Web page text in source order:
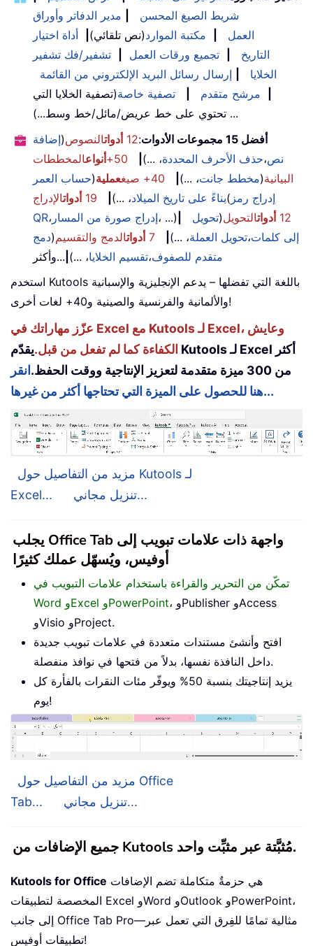
شريط الصيغ المحسن
مدير الدفاتر وأوراق
العمل
مكتبة الموارد(نص تلقائي)
أداة اختيار
التاريخ
تجميع ورقات العمل
تشفير/فك تشفير
الخلايا
إرسال رسائل البريد الإلكتروني من القائمة
مرشح متقدم تصفية خاصة(تصفية الخلايا التي
تحتوي على خط عريض/مائل/خط وسط...) ...
أفضل 15 مجموعات الأدوات
:
12 أدواتالنصوص(إضافة
نص،حذف الأحرف المحددة، ...) 50+ أنواعالمخططات
البيانية(مخطط جانت، ...) 40+ صيغ عملية(حساب العمر
بناءً على تاريخ الميلاد، ...) 19 أدواتالإدراج ( إدراج رمز
QR، إدراج صورة من المسار، ...) 12 أدواتالتحويل(تحويل
إلى كلمات،تحويل العملة، ...) 7 أدواتالدمج والتقسيم(دمج
متقدم للصفوف،تقسيم الخلايا، ...) ...وأكثر
استخدم Kutools باللغة التي تفضلها – يدعم الإنجليزية والإسبانية
والألمانية والفرنسية والصينية و40+ لغات أخرى!
عزّز مهاراتك في Excel مع Kutools لـ Excel، وعايش
الكفاءة كما لم تفعل من قبل.يقدّم Kutools لـ Excel أكثر
من 300 ميزة متقدمة لتعزيز الإنتاجية ووقت الحفظ.
انقر
هنا للحصول على الميزة التي تحتاجها أكثر من غيرها...
مزيد من التفاصيل حول Kutools لـ
Excel...
تنزيل مجاني...
يجلب Office Tab واجهة ذات علامات تبويب إلى
أوفيس، ويُسهّل عملك كثيرًا
تمكّن من التحرير والقراءة باستخدام علامات التبويب في
Word وExcel وPowerPoint، وPublisher وAccess
وVisio وProject.
افتح وأنشئ مستندات متعددة في علامات تبويب جديدة
داخل النافذة نفسها، بدلاً من فتحها في نوافذ منفصلة.
يزيد إنتاجيتك بنسبة 50% ويوفّر مئات النقرات بالفأرة كل
يوم!
مزيد من التفاصيل حول Office
Tab...
تنزيل مجاني...
جميع الإضافات من Kutools مُثبَّتة عبر مثبِّت واحد.
Kutools for Office
المخصصة لتطبيقات Excel وWord وOutlook وPowerPoint،
إلى جانب Office Tab Pro—مثالية تمامًا للفِرق التي تعمل عبر
تطبيقات أوفيس!